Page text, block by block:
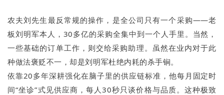
农夫刘先生最反常规的操作，是全公司只有一个采购——老
板刘明军本人，30多亿的采购全集中到一个人手里。当然，
一些基础的订单工作，则交给采购助理。虽然在业内对于此
种做法褒贬不一，却是刘明军杜绝内耗的杀手锏。
依靠20多年深耕强化在脑子里的供应链标准，他每月固定时
间“坐诊”式见供应商，每人30秒只谈价格与品质。这种极致